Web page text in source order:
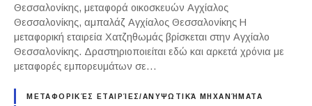
Θεσσαλονίκης, μεταφορά οικοσκευών Αγχίαλος
Θεσσαλονίκης, αμπαλάζ Αγχίαλος Θεσσαλονίκης Η
μεταφορική εταιρεία Χατζηθωμάς βρίσκεται στην Αγχίαλο
Θεσσαλονίκης. Δραστηριοποιείται εδώ και αρκετά χρόνια με
μεταφορές εμπορευμάτων σε…
ΜΕΤΑΦΟΡΙΚΈΣ ΕΤΑΙΡΊΕΣ/ΑΝΥΨΩΤΙΚΆ ΜΗΧΑΝΉΜΑΤΑ